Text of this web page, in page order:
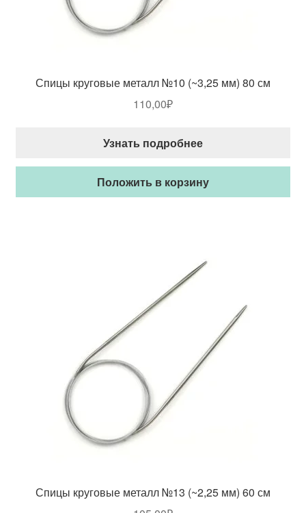
Спицы круговые металл №10 (~3,25 мм) 80 см
110,00₽
Узнать подробнее
Положить в корзину
Спицы круговые металл №13 (~2,25 мм) 60 см